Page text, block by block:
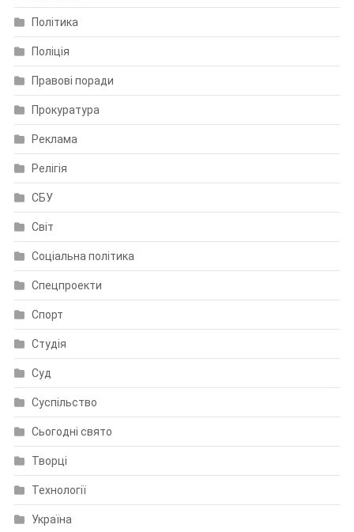
Політика
Поліція
Правові поради
Прокуратура
Реклама
Релігія
СБУ
Світ
Соціальна політика
Спецпроекти
Спорт
Студія
Суд
Суспільство
Сьогодні свято
Творці
Технології
Україна